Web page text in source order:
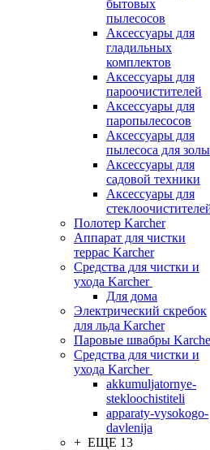
бытовых
пылесосов
Аксессуары для
гладильных
комплектов
Аксессуары для
пароочистителей
Аксессуары для
паропылесосов
Аксессуары для
пылесоса для золы
Аксессуары для
садовой техники
Аксессуары для
Полотер Karcher
Аппарат для чистки
террас Karcher
Средства для чистки и
ухода Karcher
Для дома
Электрический скребок
для льда Karcher
Паровые швабры
Средства для чистки и
ухода Karcher
akkumuljatornye-
stekloochistiteli
apparaty-vysokogo-
davlenija
+ ЕЩЕ 13